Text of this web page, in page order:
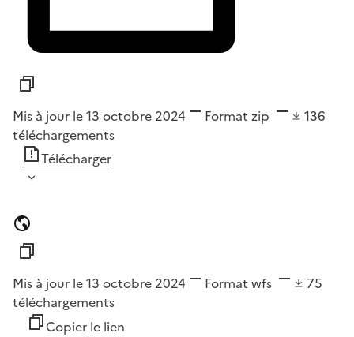
Mis à jour le 13 octobre 2024 Format zip
136
téléchargements
Télécharger
Mis à jour le 13 octobre 2024 Format wfs
75
téléchargements
Copier le lien